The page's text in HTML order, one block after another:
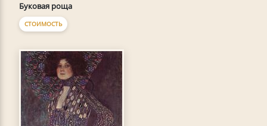
Буковая роща
СТОИМОСТЬ